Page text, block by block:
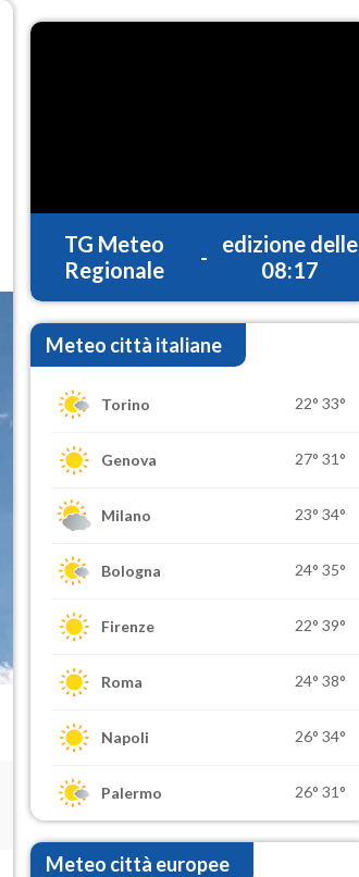
TG Meteo
Regionale
-
edizione delle
08:17
Meteo città italiane
Torino 22° 33°
Genova 27° 31°
Milano 23° 34°
Bologna 24° 35°
Firenze 22° 39°
Roma 24° 38°
Napoli 26° 34°
Palermo 26° 31°
Meteo città europee